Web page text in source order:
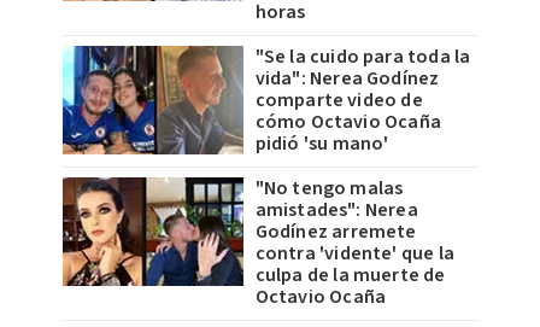
horas
"Se la cuido para toda la
vida": Nerea Godínez
comparte video de
cómo Octavio Ocaña
pidió 'su mano'
"No tengo malas
amistades": Nerea
Godínez arremete
contra 'vidente' que la
culpa de la muerte de
Octavio Ocaña